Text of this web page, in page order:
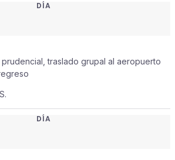
DÍA
traslado grupal al aeropuerto
DÍA